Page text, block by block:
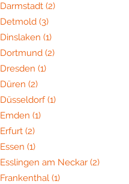
Darmstadt (2)
Detmold (3)
Dinslaken (1)
Dortmund (2)
Dresden (1)
Düren (2)
Düsseldorf(1)
Emden (1)
Erfurt (2)
Essen (1)
Esslingen am Neckar (2)
Frankenthal (1)